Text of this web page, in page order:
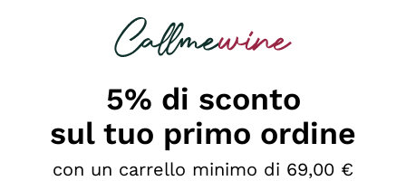
5% di sconto
sul tuo primo ordine
con un carrello minimo di 69,00 €